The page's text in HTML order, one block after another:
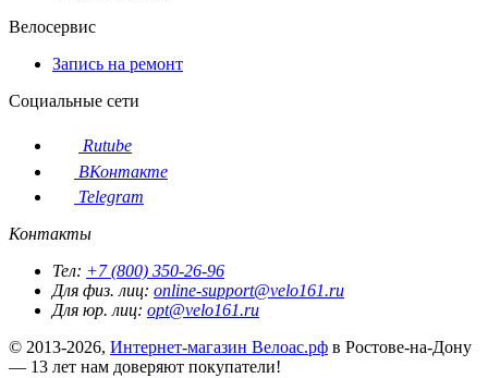
Велосервис
Запись на ремонт
Социальные сети
Rutube
ВКонтакте
Telegram
Контакты
Тел: +7 (800) 350-26-96
Для физ. лиц: online-support@velo161.ru
Для юр. лиц: opt@velo161.ru
© 2013-2026, Интернет-магазин Велоас.рф в Ростове-на-Дону
— 13 лет нам доверяют покупатели!